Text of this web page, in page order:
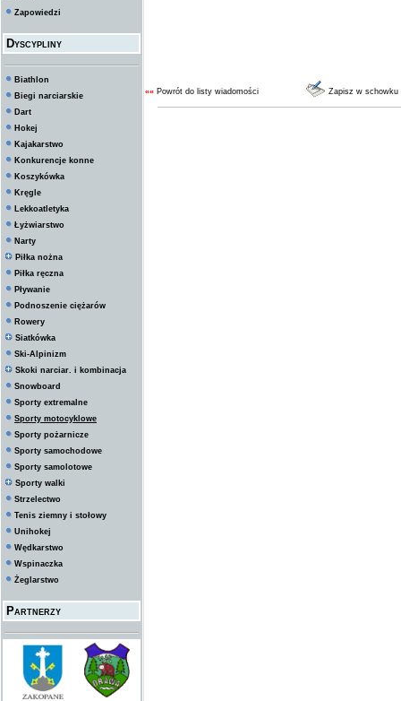
Zapowiedzi
Dyscypliny
Biathlon
Biegi narciarskie
Dart
Hokej
Kajakarstwo
Konkurencje konne
Koszykówka
Kręgle
Lekkoatletyka
Łyżwiarstwo
Narty
Piłka nożna
Piłka ręczna
Pływanie
Podnoszenie ciężarów
Rowery
Siatkówka
Ski-Alpinizm
Skoki narciar. i kombinacja
Snowboard
Sporty extremalne
Sporty motocyklowe
Sporty pożarnicze
Sporty samochodowe
Sporty samolotowe
Sporty walki
Strzelectwo
Tenis ziemny i stołowy
Unihokej
Wędkarstwo
Wspinaczka
Żeglarstwo
Partnerzy
«« Powrót do listy wiadomości Zapisz w schowku